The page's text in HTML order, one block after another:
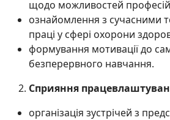
щодо можливостей
ознайомлення з сучасними
праці у сфері охорони
формування мотивації до
безперервного навчання.
Сприяння
організація зустрічей з